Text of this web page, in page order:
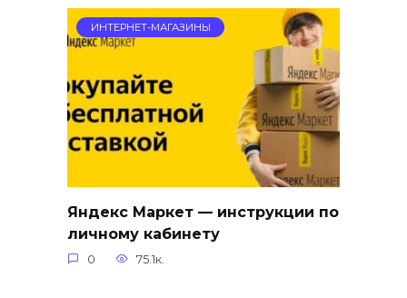
ИНТЕРНЕТ-МАГАЗИНЫ
Яндекс Маркет — инструкции по
личному кабинету
0 75.1к.